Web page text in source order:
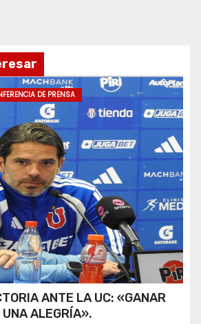
DE PRENSA
ANTE LA UC: «GANAR
ALEGRÍA».